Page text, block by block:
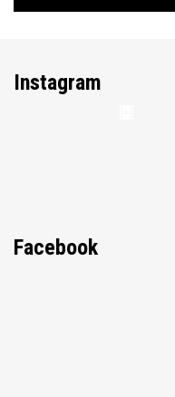
Instagram
Facebook